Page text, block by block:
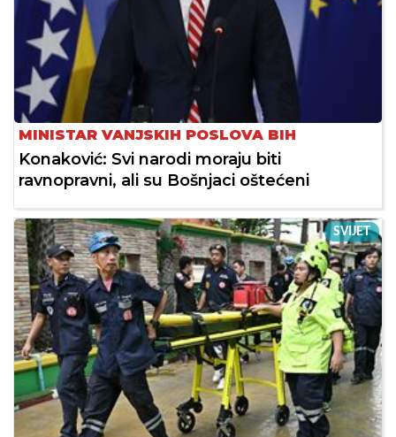
MINISTAR VANJSKIH POSLOVA BIH
Konaković: Svi narodi moraju biti
ravnopravni, ali su Bošnjaci oštećeni
SVIJET